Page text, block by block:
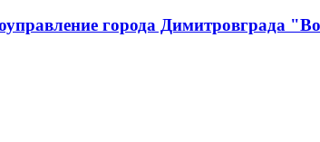
города Димитровграда